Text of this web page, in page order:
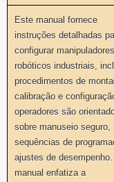
Este manual fornece
instruções detalhadas
configurar manipuladores
robóticos industriais,
procedimentos de
calibração e
operadores são
sobre manuseio seguro,
sequências de
ajustes de
manual enfatiza a